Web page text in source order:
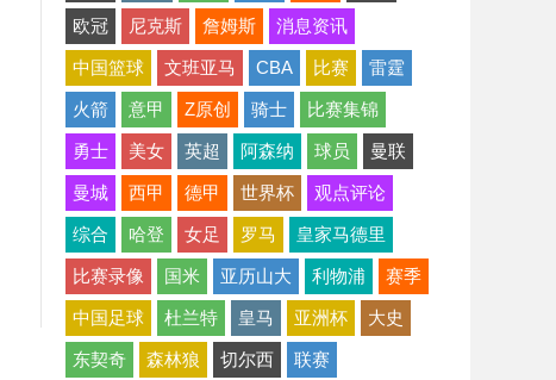
欧冠 尼克斯 詹姆斯 消息资讯
中国篮球 文班亚马 CBA 比赛 雷霆
火箭 意甲 Z原创 骑士 比赛集锦
勇士 美女 英超 阿森纳 球员 曼联
曼城 西甲 德甲 世界杯 观点评论
综合 哈登 女足 罗马 皇家马德里
比赛录像 国米 亚历山大 利物浦 赛季
中国足球 杜兰特 皇马 亚洲杯 大史
东契奇 森林狼 切尔西 联赛